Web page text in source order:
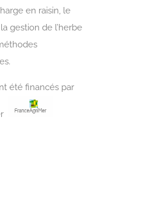
en raisin, le
gestion de l’herbe
été financés par